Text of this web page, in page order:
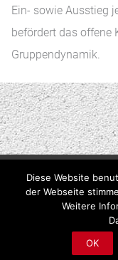
Ein- sowie Ausstieg
befördert das offene
Gruppendynamik.
Praxis
© 2026
Diese Website
der Webseite
Weitere
OK